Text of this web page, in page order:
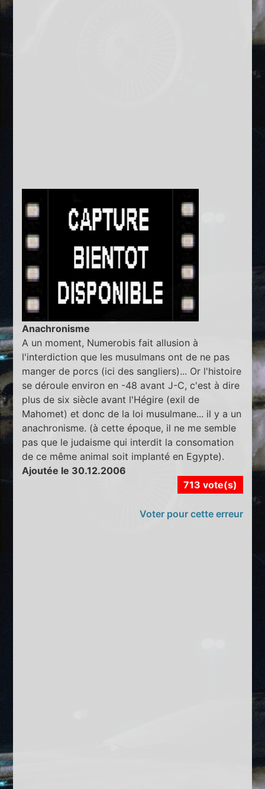
Anachronisme
A un moment, Numerobis fait allusion à
l'interdiction que les musulmans ont de ne pas
manger de porcs (ici des sangliers)... Or l'histoire
se déroule environ en -48 avant J-C, c'est à dire
plus de six siècle avant l'Hégire (exil de
Mahomet) et donc de la loi musulmane... il y a un
anachronisme. (à cette époque, il ne me semble
pas que le judaisme qui interdit la consomation
de ce même animal soit implanté en Egypte).
Ajoutée le 30.12.2006
713 vote(s)
Voter pour cette erreur